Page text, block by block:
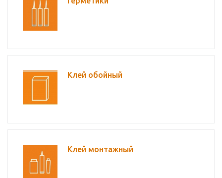
Клей обойный
Клей монтажный